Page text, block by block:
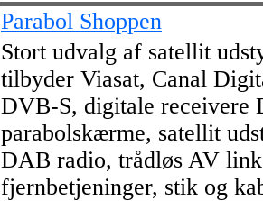
Parabol Shoppen
Stort udvalg af satellit
tilbyder Viasat, Canal
DVB-S, digitale receivere
parabolskærme, satellit
DAB radio, trådløs AV
fjernbetjeninger, stik og